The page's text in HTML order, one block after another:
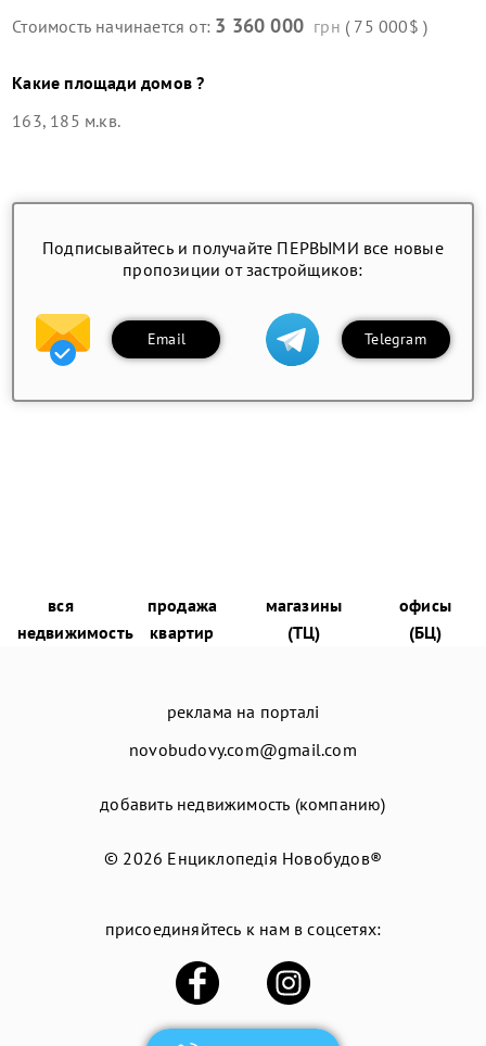
Стоимость начинается от: 3 360 000 грн ( 75 000$ )
Какие площади домов ?
163, 185 м.кв.
Подписывайтесь и получайте ПЕРВЫМИ все новые
пропозиции от застройщиков:
Email Telegram
вся
недвижимость
продажа
квартир
магазины
(ТЦ)
офисы
(БЦ)
реклама на порталі
novobudovy.com@gmail.com
добавить недвижимость (компанию)
© 2026 Енциклопедія Новобудов®
присоединяйтесь к нам в соцсетях: